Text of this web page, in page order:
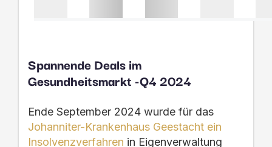
Spannende Deals im
Gesundheitsmarkt -Q4 2024
Ende September 2024 wurde für das
Johanniter-Krankenhaus Geestacht ein
Insolvenzverfahren in Eigenverwaltung